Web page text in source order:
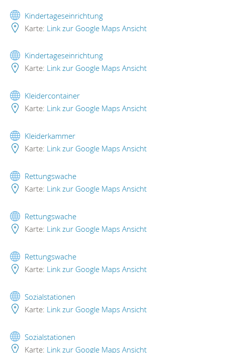
Kindertageseinrichtung
Karte: Link zur Google Maps Ansicht
Kindertageseinrichtung
Karte: Link zur Google Maps Ansicht
Kleidercontainer
Karte: Link zur Google Maps Ansicht
Kleiderkammer
Karte: Link zur Google Maps Ansicht
Rettungswache
Karte: Link zur Google Maps Ansicht
Rettungswache
Karte: Link zur Google Maps Ansicht
Rettungswache
Karte: Link zur Google Maps Ansicht
Sozialstationen
Karte: Link zur Google Maps Ansicht
Sozialstationen
Karte: Link zur Google Maps Ansicht